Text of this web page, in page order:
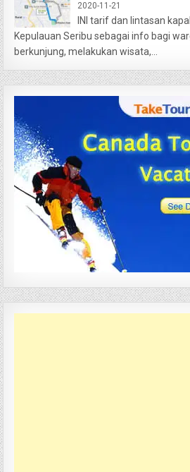
2020-11-21
INI tarif dan lintasan
Kepulauan Seribu sebagai info bagi
berkunjung, melakukan wisata,...